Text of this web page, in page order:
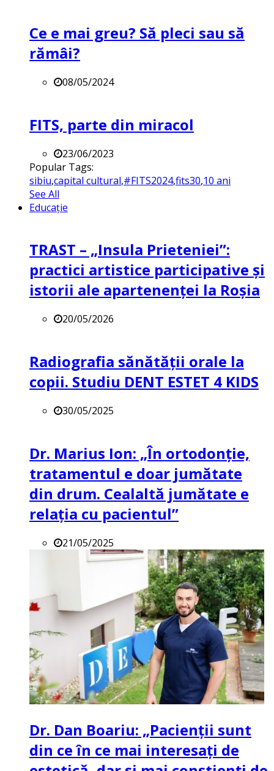
Ce e mai greu? Să pleci sau să
rămâi?
08/05/2024
FITS, parte din miracol
23/06/2023
Popular Tags:
sibiu,capital cultural,#FITS2024,fits30,10 ani
See All
Educație
TRAST – „Insula Prieteniei”:
practici artistice participative și
istorii ale apartenenței la Roșia
20/05/2026
Radiografia sănătății orale la
copii. Studiu DENT ESTET 4 KIDS
30/05/2025
Dr. Marius Ion: „În ortodonție,
tratamentul e doar jumătate
din drum. Cealaltă jumătate e
relația cu pacientul”
21/05/2025
Dr. Dan Boariu: „Pacienții sunt
din ce în ce mai interesați de